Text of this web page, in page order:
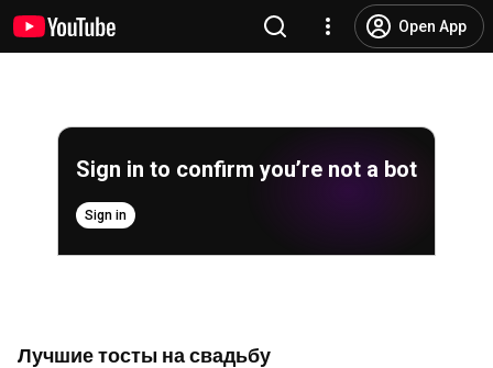
Open App
Sign in to confirm you’re not a bot
Sign in
Лучшие тосты на свадьбу